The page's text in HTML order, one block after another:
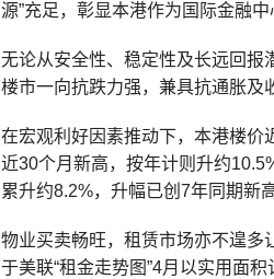
源”充足，彰显本港作为国际金融中
无论从安全性、稳定性及长远回报
楼市一向抗跌力强，兼具抗通胀及
在宏观利好因素推动下，本港楼价
近30个月新高，按年计则升约
累升约8.2%，升幅已创7年同期新
物业买卖畅旺，租赁市场亦不遑多
于美联“租金走势图”4月以实用面